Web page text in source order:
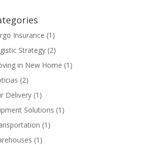
Insurance (1)
Strategy (2)
in New Home (1)
(2)
Delivery (1)
Solutions (1)
(1)
(1)